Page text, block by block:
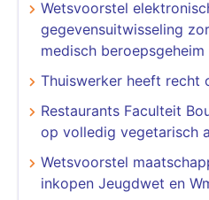
Wetsvoorstel
gegevensuitwisseling
medisch beroepsgeheim
Thuiswerker heeft recht
Restaurants Faculteit
op volledig vegetarisch
Wetsvoorstel
inkopen Jeugdwet en